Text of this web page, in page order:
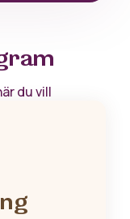
du vill